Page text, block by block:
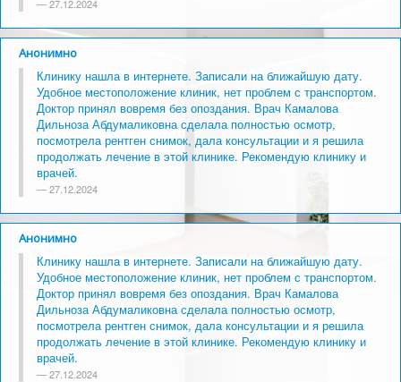
27.12.2024
Анонимно
Клинику нашла в интернете. Записали на ближайшую дату.
Удобное местоположение клиник, нет проблем с транспортом.
Доктор принял вовремя без опоздания. Врач Камалова
Дильноза Абдумаликовна сделала полностью осмотр,
посмотрела рентген снимок, дала консультации и я решила
продолжать лечение в этой клинике. Рекомендую клинику и
врачей.
27.12.2024
Анонимно
Клинику нашла в интернете. Записали на ближайшую дату.
Удобное местоположение клиник, нет проблем с транспортом.
Доктор принял вовремя без опоздания. Врач Камалова
Дильноза Абдумаликовна сделала полностью осмотр,
посмотрела рентген снимок, дала консультации и я решила
продолжать лечение в этой клинике. Рекомендую клинику и
врачей.
27.12.2024